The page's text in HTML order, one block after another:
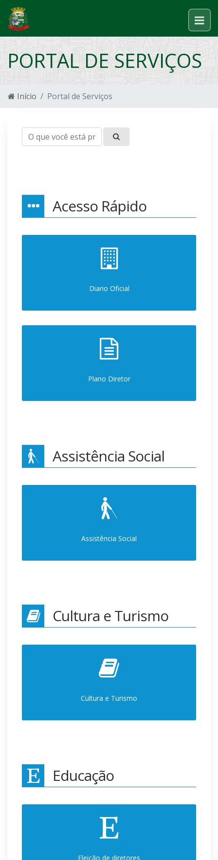
PORTAL DE SERVIÇOS
Início Portal de Serviços
Acesso Rápido
Diario Oficial
Plano Diretor
Assistência Social
Assistência Social
Cultura e Turismo
Cultura e Turismo
Educação
Eleição de diretores